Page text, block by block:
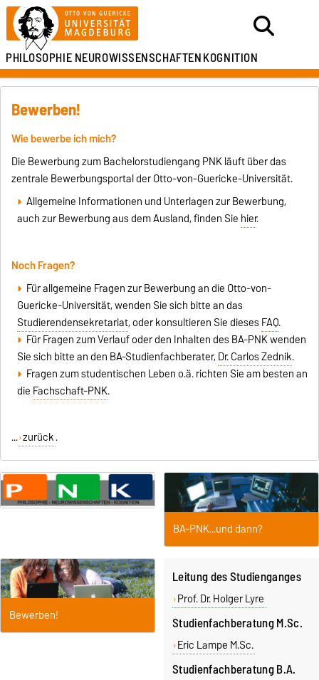
PHILOSOPHIENEUROWISSENSCHAFTENKOGNITION
Bewerben!
Wie bewerbe ich mich?
Die Bewerbung zum Bachelorstudiengang PNK läuft über das
zentrale Bewerbungsportal der Otto-von-Guericke-Universität.
Allgemeine Informationen und Unterlagen zur Bewerbung,
auch zur Bewerbung aus dem Ausland, finden Sie hier.
Noch Fragen?
Für allgemeine Fragen zur Bewerbung an die Otto-von-
Guericke-Universität, wenden Sie sich bitte an das
Studierendensekretariat, oder konsultieren Sie diesesFAQ.
Für Fragen zum Verlauf oder den Inhalten des BA-PNK wenden
Sie sich bitte an den BA-Studienfachberater, Dr. Carlos Zednik.
Fragen zum studentischen Leben o.ä. richten Sie am besten an
die Fachschaft-PNK.
... zurück.
Leitung des Studienganges
Prof. Dr. Holger Lyre
Studienfachberatung M.Sc.
Eric Lampe M.Sc.
Studienfachberatung B.A.
BA-PNK...und dann?
Bewerben!